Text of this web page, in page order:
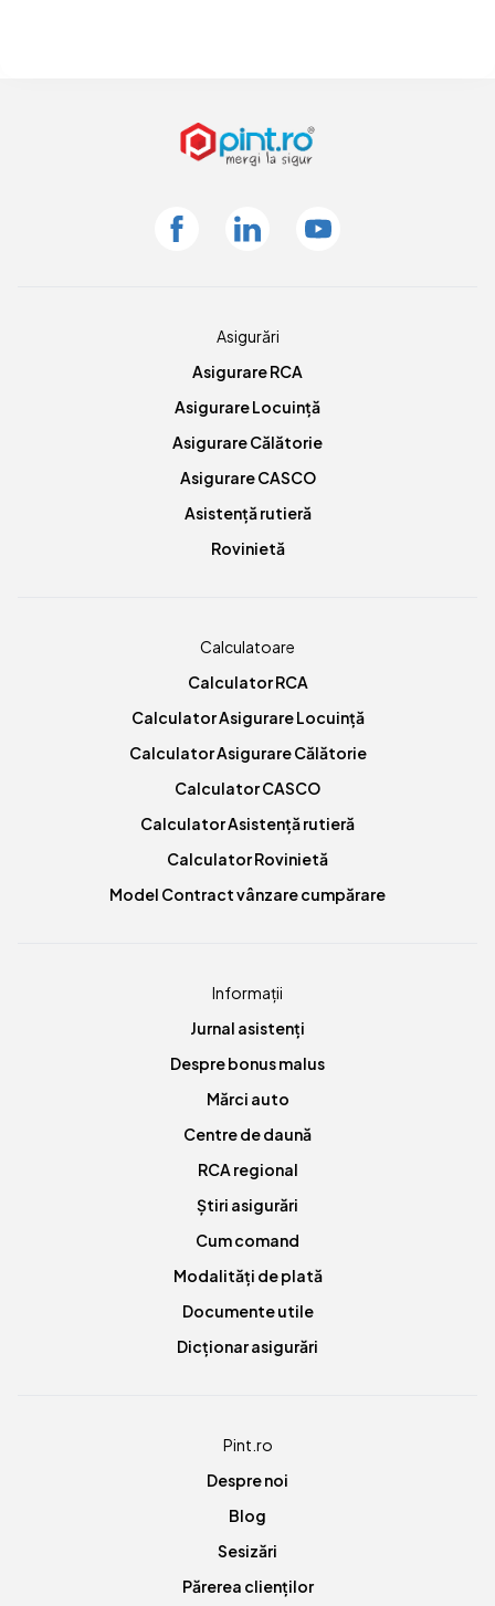
FacebookLinkedin Youtube
Asigurări
Asigurare RCA
Asigurare Locuință
Asigurare Călătorie
Asigurare CASCO
Asistență rutieră
Rovinietă
Calculatoare
Calculator RCA
Calculator Asigurare Locuință
Calculator Asigurare Călătorie
Calculator CASCO
Calculator Asistență rutieră
Calculator Rovinietă
Model Contract vânzare cumpărare
Informații
Jurnal asistenți
Despre bonus malus
Mărci auto
Centre de daună
RCA regional
Știri asigurări
Cum comand
Modalități de plată
Documente utile
Dicționar asigurări
Pint.ro
Despre noi
Blog
Sesizări
Părerea clienților